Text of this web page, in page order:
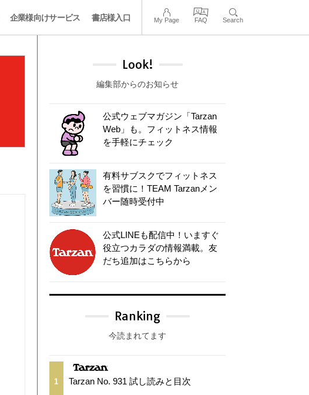
企業様向けサービス 書店様入口 My Page FAQ Search
Look!
編集部からのお知らせ
公式ウェブマガジン「Tarzan
Web」も。フィットネス情報
を手軽にチェック
有料サブスクでフィットネス
を習慣に！TEAM Tarzanメン
バー随時受付中
公式LINEも配信中！いますぐ
役立つカラダの情報満載。友
だち追加はこちらから
Ranking
今読まれてます
1 Tarzan No. 931 試し読みと目次